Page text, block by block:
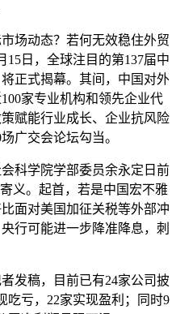
动态？若何无效稳住外贸
15日，全球注目的第137届中
正式揭幕。其间，中国对外
家专业机构和领先企业代
赋能行业成长、企业抗风险
广交会论坛勾当。
学院学部委员余永定日前
义。起首，若是中国宏不雅
面对美国加征关税等外部冲
行可能进一步降准降息，刺
稿，目前已有24家公司披
吃亏，22家实现盈利；同时9